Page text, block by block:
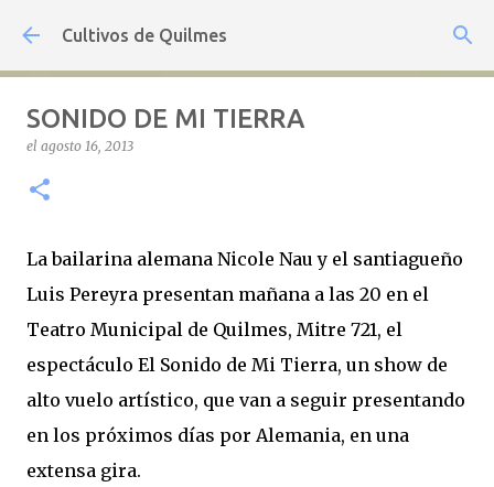
Ir al contenido principal
Cultivos de Quilmes
SONIDO DE MI TIERRA
el agosto 16, 2013
La bailarina alemana Nicole Nau y el santiagueño
Luis Pereyra presentan mañana a las 20 en el
Teatro Municipal de Quilmes, Mitre 721, el
espectáculo El Sonido de Mi Tierra, un show de
alto vuelo artístico, que van a seguir presentando
en los próximos días por Alemania, en una
extensa gira.